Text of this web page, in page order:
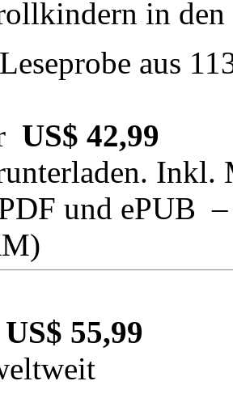
in den
aus
US$ 42,99
Inkl.
und ePUB
US$ 55,99